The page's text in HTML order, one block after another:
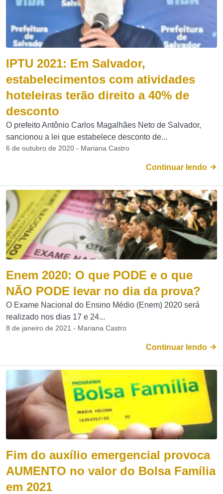
IPTU 2021: Em Salvador,
estabelecimentos com atividades
hoteleiras terão direito a 40% de
desconto
O prefeito Antônio Carlos Magalhães Neto de Salvador,
sancionou a lei que estabelece desconto de...
6 de outubro de 2020 - Mariana Castro
Continuar lendo
Enem 2020: O que PODE e o que
NÃO PODE levar no dia da prova?
O Exame Nacional do Ensino Médio (Enem) 2020 será
realizado nos dias 17 e 24...
8 de janeiro de 2021 - Mariana Castro
Continuar lendo
Fim do auxílio emergencial provoca
AUMENTO no valor do Bolsa Família
em 2021